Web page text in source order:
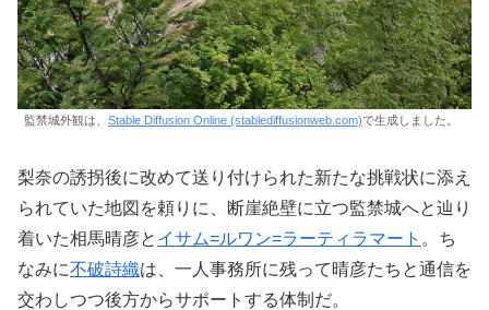
監禁城外観は、 Stable Diffusion Online (stablediffusionweb.com)で生成しました。
梨奈の誘拐後に改めて送り付けられた新たな挑戦状に添え
られていた地図を頼りに、断崖絶壁に立つ監禁城へと辿り
着いた相馬晴彦と イサム=ルワン=ラーティラマート 。ち
なみに不破詩織は、一人事務所に残って晴彦たちと通信を
交わしつつ後方からサポートする体制だ。